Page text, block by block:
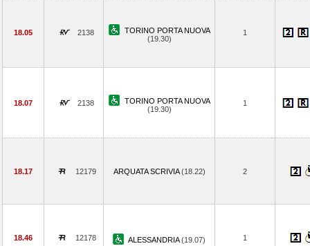
18.05 2138
TORINO PORTA NUOVA
(19.30)
1
18.07 2138
TORINO PORTA NUOVA
(19.30)
1
18.17 12179 ARQUATA SCRIVIA(18.22) 2
18.46 12178 ALESSANDRIA(19.07) 1